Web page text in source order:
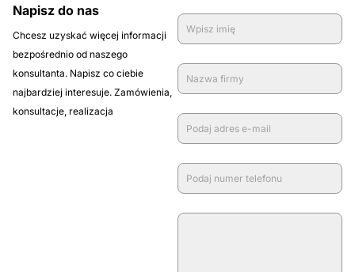
Napisz do nas
Chcesz uzyskać więcej informacji
bezpośrednio od naszego
konsultanta. Napisz co ciebie
najbardziej interesuje. Zamówienia,
konsultacje, realizacja